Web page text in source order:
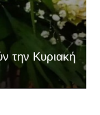
την Κυριακή